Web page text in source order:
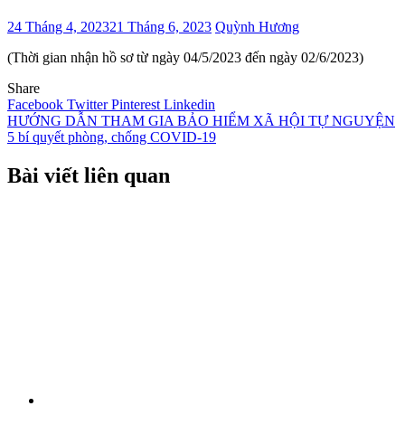
24 Tháng 4, 202321 Tháng 6, 2023 Quỳnh Hương
(Thời gian nhận hồ sơ từ ngày 04/5/2023 đến ngày 02/6/2023)
Share
Facebook TwitterPinterest Linkedin
Điều
hướng
bài
HƯỚNG DẪN THAM GIA BẢO HIỂM XÃ HỘI TỰ NGUYỆN
5 bí quyết phòng, chống COVID-19
Bài viết liên quan